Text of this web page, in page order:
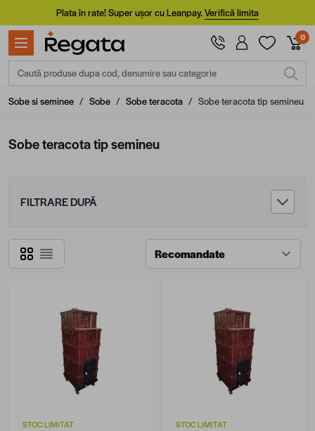
Mergi la ConținutPlata în rate! Super ușor cu Leanpay.Verifică limita
0
Caută produse dupa cod, denumire sau categorie
Sobe si seminee / Sobe / Sobe teracota / Sobe teracota tip semineu
Sobe teracota tip semineu
FILTRARE DUPĂ
Grilă
Listă
STOC LIMITAT STOC LIMITAT